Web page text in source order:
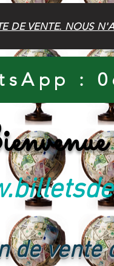
DE VENTE. NOUS
:
de vente